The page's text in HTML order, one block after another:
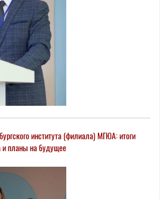
института (филиала) МГЮА: итоги
и планы на будущее